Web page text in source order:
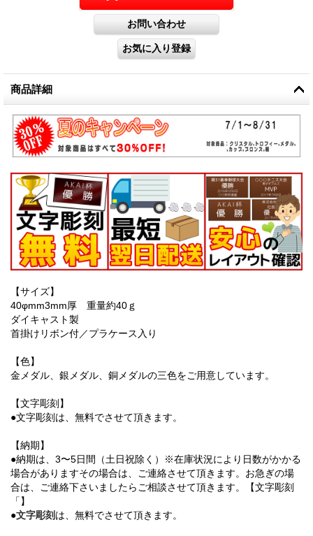
商品詳細
【サイズ】
40φmm3mm厚 重量約40ｇ
ダイキャスト製
首掛けリボン付／プラケース入り
【色】
金メダル、銀メダル、銅メダルの三色をご用意しています。
【文字彫刻】
●文字彫刻は、無料でさせて頂きます。
【納期】
●納期は、3〜5日間（土日祝除く）※在庫状況により日数がかかる
場合がありますその場合は、ご連絡させて頂きます。お急ぎの場
合は、ご連絡下さいましたらご相談させて頂きます。【文字彫刻
「】
●文字彫刻は、無料でさせて頂きます。